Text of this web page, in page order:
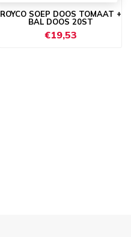
ROYCO SOEP DOOS TOMAAT +
BAL DOOS 20ST
€19,53